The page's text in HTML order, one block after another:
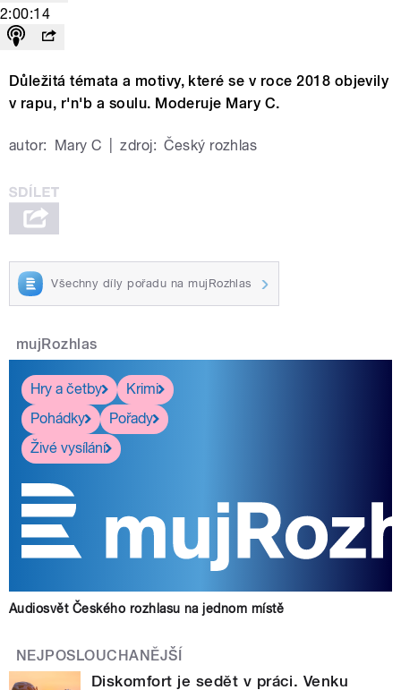
2:00:14
Důležitá témata a motivy, které se v roce 2018 objevily
v rapu, r'n'b a soulu. Moderuje Mary C.
autor: Mary C zdroj: Český rozhlas
Všechny díly pořadu na mujRozhlas
mujRozhlas
Hry a četby
Krimi
Pohádky
Pořady
Živé vysílání
Audiosvět Českého rozhlasu na jednom místě
NEJPOSLOUCHANĚJŠÍ
Diskomfort je sedět v práci. Venku